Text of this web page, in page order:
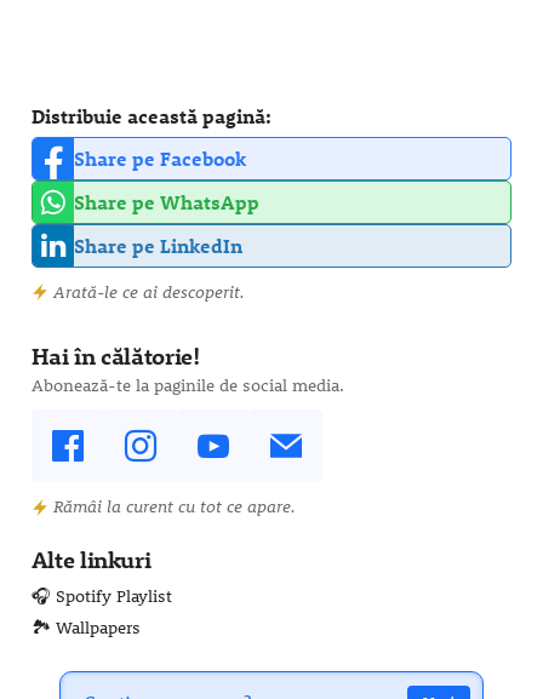
Distribuie această pagină:
Share pe Facebook
Share pe WhatsApp
Share pe LinkedIn
Arată-le ce ai descoperit.
Hai în călătorie!
Abonează-te la paginile de social media.
Rămâi la curent cu tot ce apare.
Alte linkuri
🎧 Spotify Playlist
🏞️ Wallpapers